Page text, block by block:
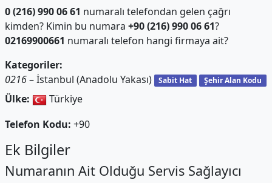
0 (216) 990 06 61 numaralı telefondan gelen çağrı
kimden? Kimin bu numara +90 (216) 990 06 61?
02169900661 numaralı telefon hangi firmaya ait?
Kategoriler:
0216– İstanbul (Anadolu Yakası) Sabit Hat Şehir Alan Kodu
Ülke:
Türkiye
Telefon Kodu: +90
Ek Bilgiler
Numaranın Ait Olduğu Servis Sağlayıcı